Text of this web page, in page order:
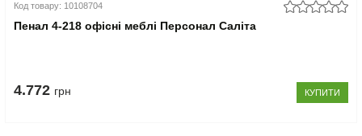
Код товару: 10108704
Пенал 4-218 офісні меблі Персонал Саліта
4.772 грн КУПИТИ